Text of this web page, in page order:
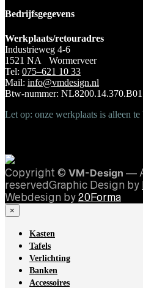
Bedrijfsgegevens
Werkplaats/retouradres
Industrieweg 4-6
1521 NA Wormerveer
Tel: 075–621 10 33
Mail: info@vmdesign.nl
Btw-nummer: NL8200.14.370.B01
Let op: onze werkplaats is alleen te
Copyright © VM-Design —
reservedGraphic Design by
Webdesign by 20Forma
×
Kasten
Tafels
Verlichting
Banken
Accessoires